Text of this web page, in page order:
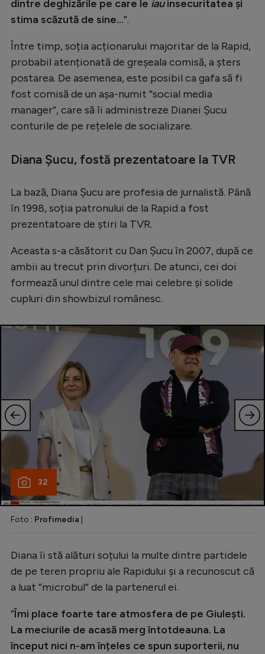
dintre deghizările pe care le iauinsecuritatea și
stima scăzută de sine...”.
Între timp, soția acționarului majoritar de la Rapid,
probabil atenționată de greșeala comisă, a șters
postarea. De asemenea, este posibil ca gafa să fi
fost comisă de un așa-numit ”social media
manager”, care să îi administreze Dianei Șucu
conturile de pe rețelele de socializare.
Diana Șucu, fostă prezentatoare la TVR
La bază, Diana Șucu are profesia de jurnalistă. Până
în 1998, soția patronului de la Rapid a fost
prezentatoare de știri la TVR.
Aceasta s-a căsătorit cu Dan Șucu în 2007, după ce
ambii au trecut prin divorțuri. De atunci, cei doi
formează unul dintre cele mai celebre și solide
cupluri din showbizul românesc.
32
Foto : Profimedia
Diana îi stă alături soțului la multe dintre partidele
de pe teren propriu ale Rapidului și a recunoscut că
a luat ”microbul” de la partenerul ei.
”Îmi place foarte tare atmosfera de pe Giulești.
La meciurile de acasă merg întotdeauna. La
început nici n-am înțeles ce spun suporterii, nu